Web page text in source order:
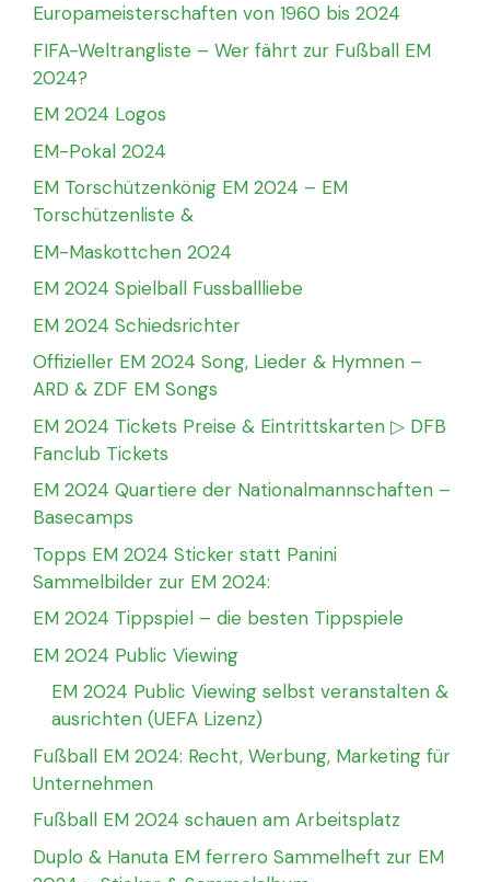
Europameisterschaften von 1960 bis 2024
FIFA-Weltrangliste – Wer fährt zur Fußball EM
2024?
EM 2024 Logos
EM-Pokal 2024
EM Torschützenkönig EM 2024 – EM
Torschützenliste &
EM-Maskottchen 2024
EM 2024 Spielball Fussballliebe
EM 2024 Schiedsrichter
Offizieller EM 2024 Song, Lieder & Hymnen –
ARD & ZDF EM Songs
EM 2024 Tickets Preise & Eintrittskarten ▷ DFB
Fanclub Tickets
EM 2024 Quartiere der Nationalmannschaften –
Basecamps
Topps EM 2024 Sticker statt Panini
Sammelbilder zur EM 2024:
EM 2024 Tippspiel – die besten Tippspiele
EM 2024 Public Viewing
EM 2024 Public Viewing selbst veranstalten &
ausrichten (UEFA Lizenz)
Fußball EM 2024: Recht, Werbung, Marketing für
Unternehmen
Fußball EM 2024 schauen am Arbeitsplatz
Duplo & Hanuta EM ferrero Sammelheft zur EM